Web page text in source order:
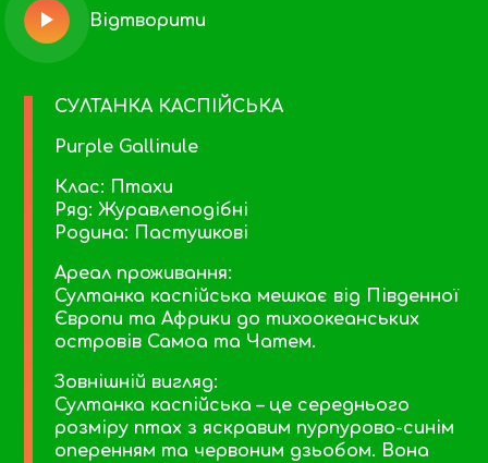
Відтворити
СУЛТАНКА КАСПІЙСЬКА
Purple Gallinule
Клас: Птахи
Ряд: Журавлеподібні
Родина: Пастушкові
Ареал проживання:
Султанка каспійська мешкає від Південної
Європи та Африки до тихоокеанських
островів Самоа та Чатем.
Зовнішній вигляд:
Султанка каспійська – це середнього
розміру птах з яскравим пурпурово-синім
оперенням та червоним дзьобом. Вона